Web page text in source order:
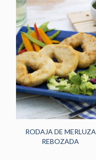
RODAJA DE MERLUZA
REBOZADA